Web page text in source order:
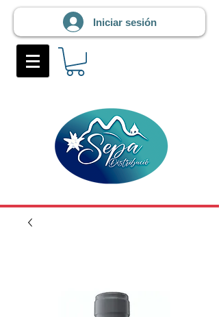
Iniciar sesión